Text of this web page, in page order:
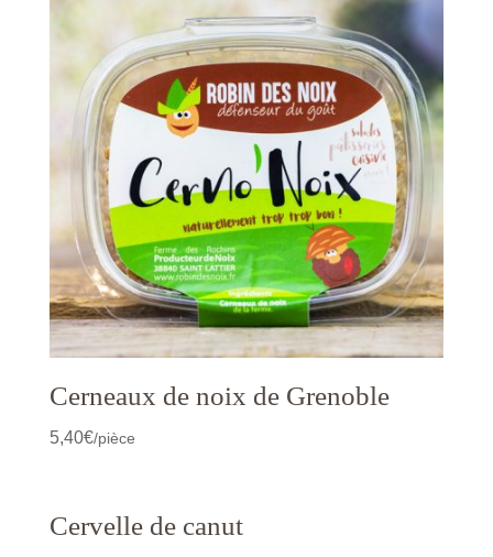
Cerneaux de noix de Grenoble
5,40€/pièce
Cervelle de canut